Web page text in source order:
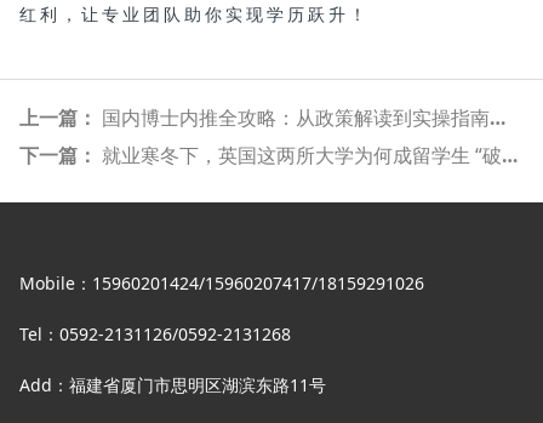
红利，让专业团队助你实现学历跃升！
上一篇： 国内博士内推全攻略：从政策解读到实操指南，打破信息差抢占先机
下一篇： 就业寒冬下，英国这两所大学为何成留学生 “破局利器”？
Mobile：15960201424/15960207417/18159291026
Tel：0592-2131126/0592-2131268
Add：福建省厦门市思明区湖滨东路11号